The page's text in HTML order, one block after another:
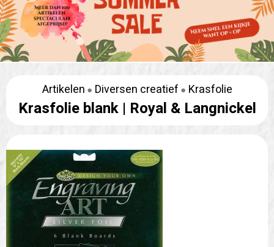
Artikelen Diversen creatief Krasfolie
Krasfolie blank | Royal & Langnickel